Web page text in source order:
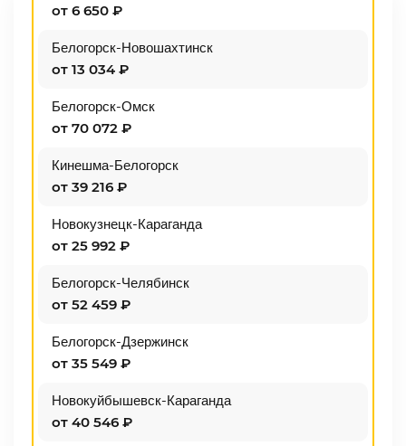
от 6 650 ₽
Белогорск-Новошахтинск
от 13 034 ₽
Белогорск-Омск
от 70 072 ₽
Кинешма-Белогорск
от 39 216 ₽
Новокузнецк-Караганда
от 25 992 ₽
Белогорск-Челябинск
от 52 459 ₽
Белогорск-Дзержинск
от 35 549 ₽
Новокуйбышевск-Караганда
от 40 546 ₽